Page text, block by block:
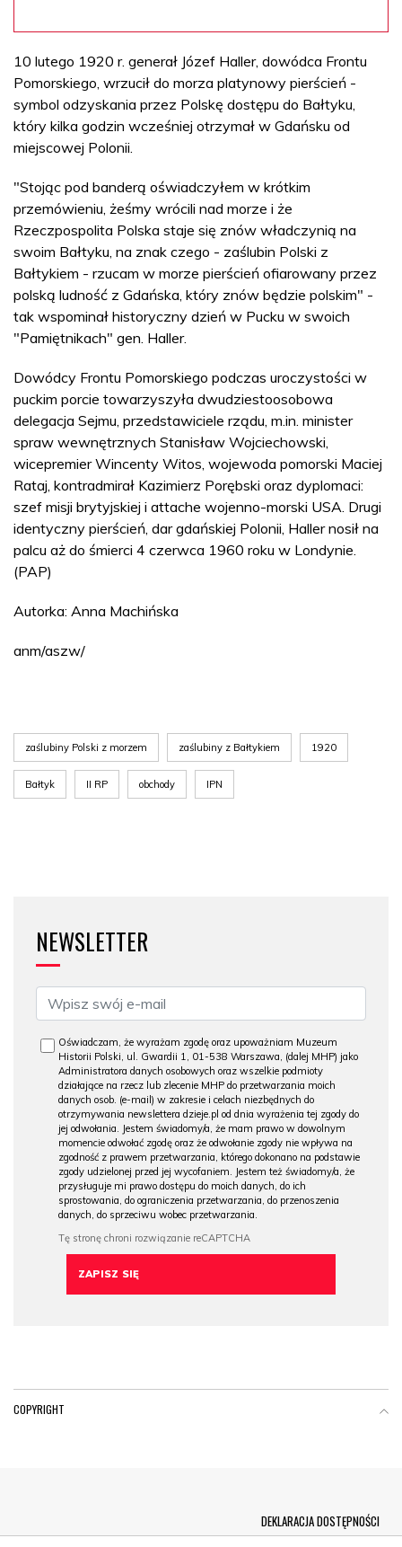
10 lutego 1920 r. generał Józef Haller, dowódca Frontu
Pomorskiego, wrzucił do morza platynowy pierścień -
symbol odzyskania przez Polskę dostępu do Bałtyku,
który kilka godzin wcześniej otrzymał w Gdańsku od
miejscowej Polonii.
"Stojąc pod banderą oświadczyłem w krótkim
przemówieniu, żeśmy wrócili nad morze i że
Rzeczpospolita Polska staje się znów władczynią na
swoim Bałtyku, na znak czego - zaślubin Polski z
Bałtykiem - rzucam w morze pierścień ofiarowany przez
polską ludność z Gdańska, który znów będzie polskim" -
tak wspominał historyczny dzień w Pucku w swoich
"Pamiętnikach" gen. Haller.
Dowódcy Frontu Pomorskiego podczas uroczystości w
puckim porcie towarzyszyła dwudziestoosobowa
delegacja Sejmu, przedstawiciele rządu, m.in. minister
spraw wewnętrznych Stanisław Wojciechowski,
wicepremier Wincenty Witos, wojewoda pomorski Maciej
Rataj, kontradmirał Kazimierz Porębski oraz dyplomaci:
szef misji brytyjskiej i attache wojenno-morski USA. Drugi
identyczny pierścień, dar gdańskiej Polonii, Haller nosił na
palcu aż do śmierci 4 czerwca 1960 roku w Londynie.
(PAP)
Autorka: Anna Machińska
anm/aszw/
zaślubiny Polski z morzem zaślubiny z Bałtykiem 1920
Bałtyk II RP obchody IPN
NEWSLETTER
Oświadczam, że wyrażam zgodę oraz upoważniam Muzeum
Historii Polski, ul. Gwardii 1, 01-538 Warszawa, (dalej MHP) jako
Administratora danych osobowych oraz wszelkie podmioty
działające na rzecz lub zlecenie MHP do przetwarzania moich
danych osob. (e-mail) w zakresie i celach niezbędnych do
otrzymywania newslettera dzieje.pl od dnia wyrażenia tej zgody do
jej odwołania. Jestem świadomy/a, że mam prawo w dowolnym
momencie odwołać zgodę oraz że odwołanie zgody nie wpływa na
zgodność z prawem przetwarzania, którego dokonano na podstawie
zgody udzielonej przed jej wycofaniem. Jestem też świadomy/a, że
przysługuje mi prawo dostępu do moich danych, do ich
sprostowania, do ograniczenia przetwarzania, do przenoszenia
danych, do sprzeciwu wobec przetwarzania.
COPYRIGHT
DEKLARACJA DOSTĘPNOŚCI